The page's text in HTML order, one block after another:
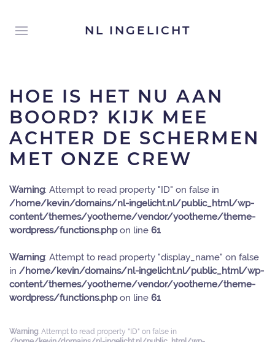
NL INGELICHT
HOE IS HET NU AAN
BOORD? KIJK MEE
ACHTER DE SCHERMEN
MET ONZE CREW
Warning: Attempt to read property "ID" on false in
/home/kevin/domains/nl-ingelicht.nl/public_html/wp-
content/themes/yootheme/vendor/yootheme/theme-
wordpress/functions.phpon line 61
Warning: Attempt to read property "display_name" on false
in /home/kevin/domains/nl-ingelicht.nl/public_html/wp-
content/themes/yootheme/vendor/yootheme/theme-
wordpress/functions.phpon line 61
Warning: Attempt to read property "ID" on false in